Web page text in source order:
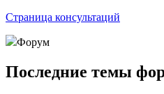
Страница консультаций
Форум
Последние темы